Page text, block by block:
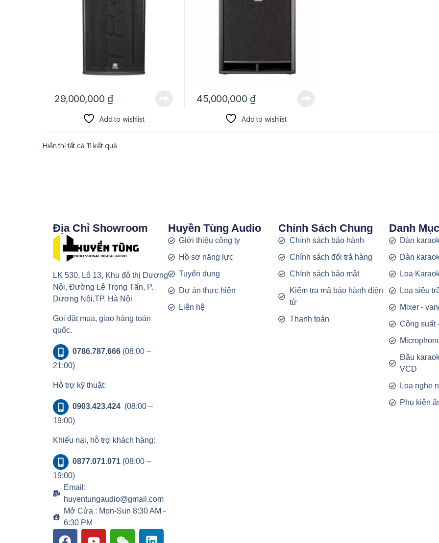
29,000,000 ₫
Add to wishlist
45,000,000 ₫
Add to wishlist
Hiển thị tất cả 11 kết quả
Địa Chỉ Showroom
LK 530, Lô 13, Khu đô thị Dương
Nội, Đường Lê Trọng Tấn, P.
Dương Nội,TP. Hà Nội
Gọi đặt mua, giao hàng toàn
quốc.
0786.787.666(08:00 –
21:00)
Hỗ trợ kỹ thuật:
0903.423.424 (08:00 –
19:00)
Khiếu nại, hỗ trợ khách hàng:
0877.071.071(08:00 –
19:00)
Email:
huyentungaudio@gmail.com
Mở Cửa : Mon-Sun 8:30 AM -
6:30 PM
Huyền Tùng Audio
Giới thiệu công ty
Hồ sơ năng lực
Tuyển dụng
Dự án thực hiện
Liên hệ
Chính Sách Chung
Chính sách bảo hành
Chính sách đổi trả hàng
Chính sách bảo mật
Kiểm tra mã bảo hành điện
tử
Thanh toán
Danh Mục
Dàn
Dàn
Loa
Loa siêu
Mixer -
Công suất
Đầu
VCD
Loa nghe
Phụ kiện